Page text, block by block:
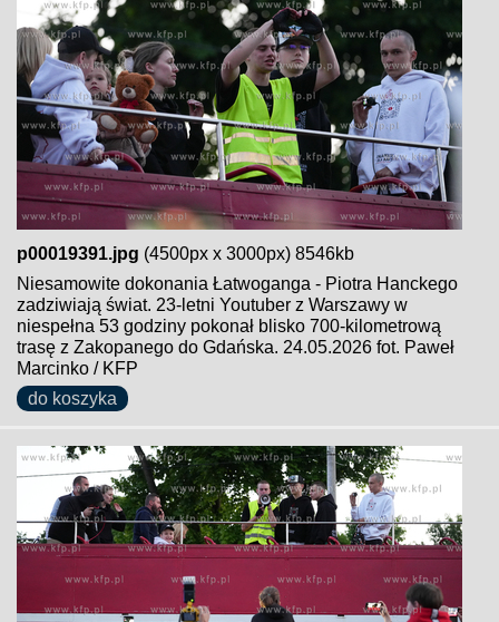
p00019391.jpg (4500px x 3000px) 8546kb
Niesamowite dokonania Łatwoganga - Piotra Hanckego
zadziwiają świat. 23-letni Youtuber z Warszawy w
niespełna 53 godziny pokonał blisko 700-kilometrową
trasę z Zakopanego do Gdańska. 24.05.2026 fot. Paweł
Marcinko / KFP
do koszyka